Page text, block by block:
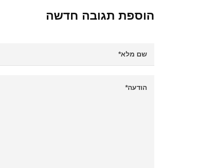
הוספת תגובה חדשה